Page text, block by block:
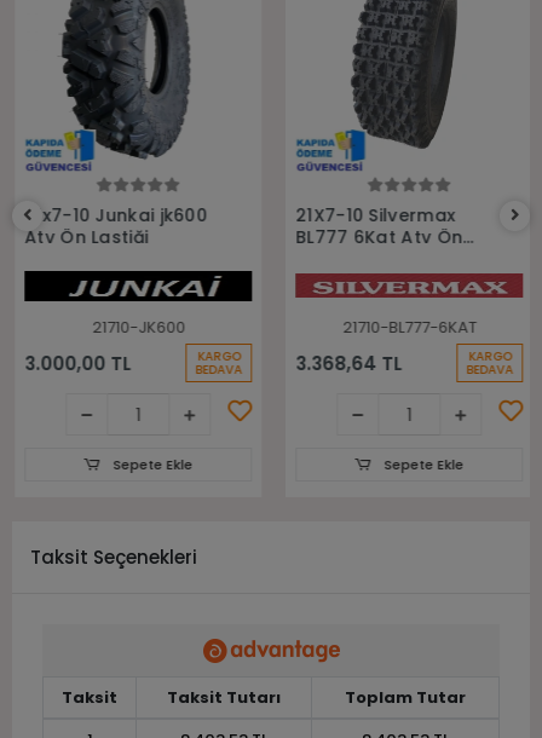
21x7-10 Junkai jk600
Atv Ön Lastiği
21710-JK600
3.000,00 TL KARGO
BEDAVA
Sepete Ekle
21X7-10 Silvermax
BL777 6Kat Atv Ön
21710-BL777-6KAT
3.368,64 TL KARGO
BEDAVA
Sepete Ekle
Taksit Seçenekleri
Taksit Taksit Tutarı
Toplam Tutar